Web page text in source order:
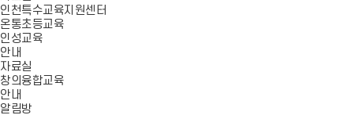
인천특수교육지원센터
온통초등교육
인성교육
안내
자료실
창의융합교육
안내
알림방